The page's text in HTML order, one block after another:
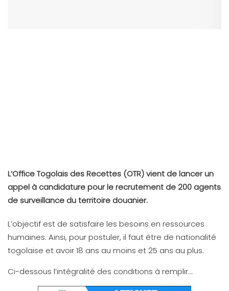
L’Office Togolais des Recettes (OTR) vient de lancer un
appel à candidature pour le recrutement de 200 agents
de surveillance du territoire douanier.
L’objectif est de satisfaire les besoins en ressources
humaines. Ainsi, pour postuler, il faut être de nationalité
togolaise et avoir 18 ans au moins et 25 ans au plus.
Ci-dessous l’intégralité des conditions à remplir…